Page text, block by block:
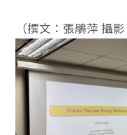
（撰文：張鵑萍 攝影